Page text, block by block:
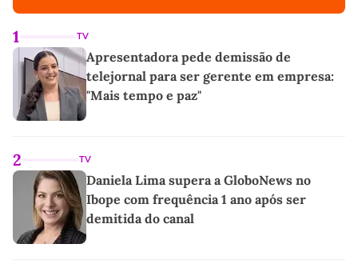
1 TV
Apresentadora pede demissão de
telejornal para ser gerente em empresa:
"Mais tempo e paz"
2 TV
Daniela Lima supera a GloboNews no
Ibope com frequência 1 ano após ser
demitida do canal